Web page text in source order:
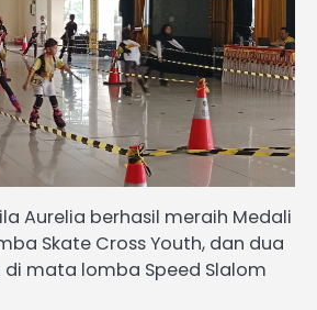
Aurelia berhasil meraih Medali
Skate Cross Youth, dan dua
mata lomba Speed Slalom